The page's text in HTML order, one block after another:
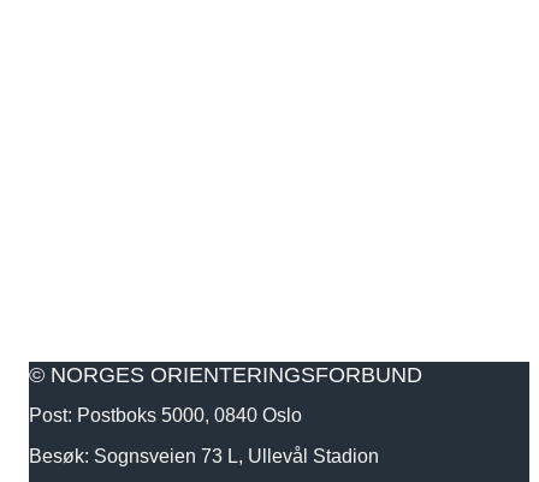
© NORGES ORIENTERINGSFORBUND
Post: Postboks 5000, 0840 Oslo
Besøk: Sognsveien 73 L, Ullevål Stadion